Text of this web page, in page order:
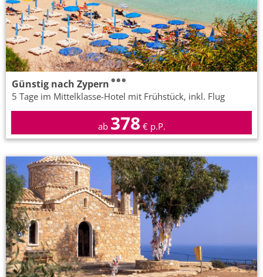
Günstig nach Zypern
5 Tage im Mittelklasse-Hotel mit Frühstück, inkl. Flug
ab 378 € p.P.